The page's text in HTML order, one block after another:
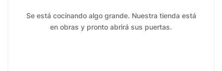
Se está cocinando algo grande. Nuestra tienda está
en obras y pronto abrirá sus puertas.